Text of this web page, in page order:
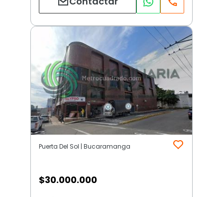
Puerta Del Sol | Bucaramanga
$30.000.000